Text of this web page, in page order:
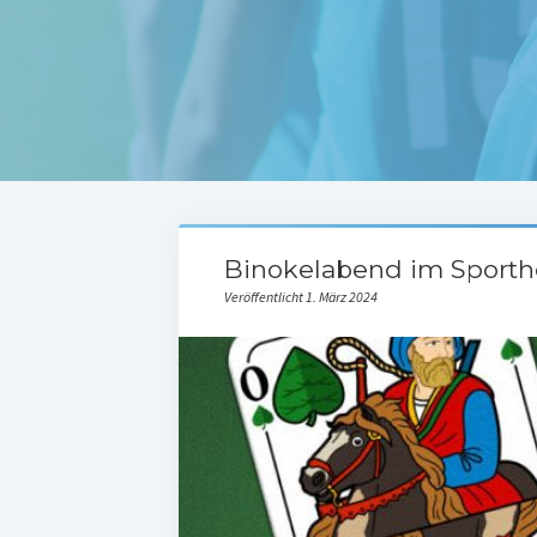
Binokelabend im
Veröffentlicht 1. März 2024